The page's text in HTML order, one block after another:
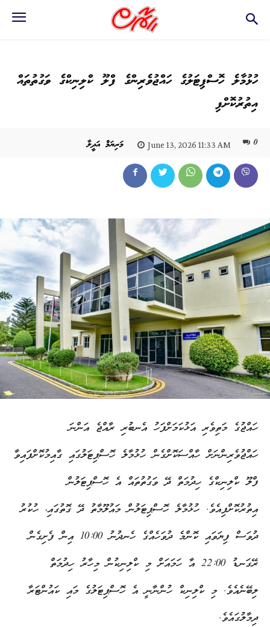
ހުޅުމާލެ ހޮސްޕިޓަލުގެ ހައްޖުވެރިންގެ ފްލޫ ކްލިނިކްގެ ވަގުތުތައް
އިތުރުކޮށްފި
މަރިޔަމް އަދީލާ June 13, 2026 11:33 AM 0
ހައްޖުގެ މަތިވެރި އަޅުކަމަށްފަހު އެނބުރި ރާއްޖެ އަންނަ
ހައްޖުވެރިންނަށް ހާއްސަކޮށްގެން ހުޅުމާލެ ހޮސްޕިޓަލުގައި ގާއިމުކޮށްފައިވާ
ފްލޫ ކްލިނިކްގެ ހިދުމަތް ދޭ ވަގުތުތައް އެ ހޮސްޕިޓަލުން
އިތުރުކޮށްފިއެވެ. ހުޅުމާލެ ހޮސްޕިޓަލުން މައުލޫމާތު ދޭ ގޮތުގައި، ހުކުރު
ދުވަސް ފިޔަވައި ކޮންމެ ދުވަހެއްގެ ހެނދުނު 10:00 އިން ފެށިގެން
ރޭގަނޑު 22:00 އާ ހަމައަށް މި ކްލިނިކުން މިހާރު ހިދުމަތް
ލިބޭނެއެވެ. މި ކްލިނިކް ހުންނާނީ އެ ހޮސްޕިޓަލުގެ މައި ކައުންޓަރާ
ދިމާލުގައެވެ.